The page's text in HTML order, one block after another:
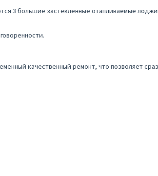
3 большие застекленные отапливаемые
качественный ремонт, что позволяет